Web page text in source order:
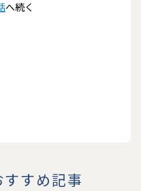
へ続く
すめ記事